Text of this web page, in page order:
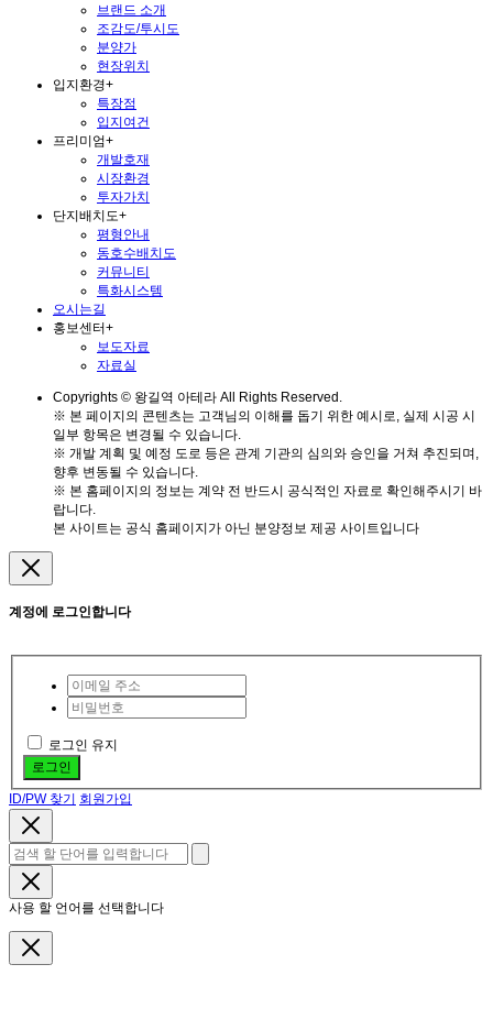
브랜드 소개
조감도/투시도
분양가
현장위치
입지환경+
특장점
입지여건
프리미엄+
개발호재
시장환경
투자가치
단지배치도+
평형안내
동호수배치도
커뮤니티
특화시스템
오시는길
홍보센터+
보도자료
자료실
Copyrights © 왕길역 아테라 All Rights Reserved.
※ 본 페이지의 콘텐츠는 고객님의 이해를 돕기 위한 예시로, 실제 시공 시
일부 항목은 변경될 수 있습니다.
※ 개발 계획 및 예정 도로 등은 관계 기관의 심의와 승인을 거쳐 추진되며,
향후 변동될 수 있습니다.
※ 본 홈페이지의 정보는 계약 전 반드시 공식적인 자료로 확인해주시기 바
랍니다.
본 사이트는 공식 홈페이지가 아닌 분양정보 제공 사이트입니다
계정에 로그인합니다
로그인 유지
로그인
ID/PW 찾기 회원가입
사용 할 언어를 선택합니다